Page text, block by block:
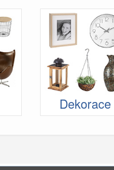
Dekorace